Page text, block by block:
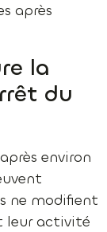
après
la
du
environ
ne modifient
leur activité